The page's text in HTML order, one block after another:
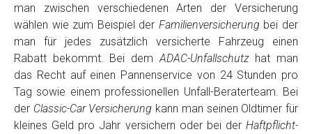
man zwischen verschiedenen Arten der Versicherung
wählen wie zum Beispiel der Familienversicherung bei der
man für jedes zusätzlich versicherte Fahrzeug einen
Rabatt bekommt. Bei demADAC-Unfallschutzhat man
das Recht auf einen Pannenservice von 24 Stunden pro
Tag sowie einem professionellen Unfall-Beraterteam. Bei
der Classic-Car Versicherung kann man seinen Oldtimer für
kleines Geld pro Jahr versichern oder bei der Haftpflicht-